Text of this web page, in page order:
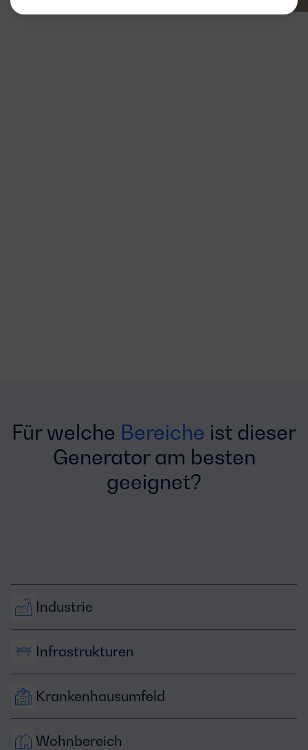
Für welche Bereiche ist dieser
Generator am besten
geeignet?
Industrie
Infrastrukturen
Krankenhausumfeld
Wohnbereich